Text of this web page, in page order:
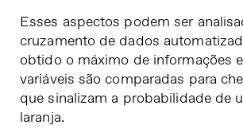
Esses aspectos podem ser
cruzamento de dados
obtido o máximo de informações
variáveis são comparadas para
que sinalizam a probabilidade de
laranja.